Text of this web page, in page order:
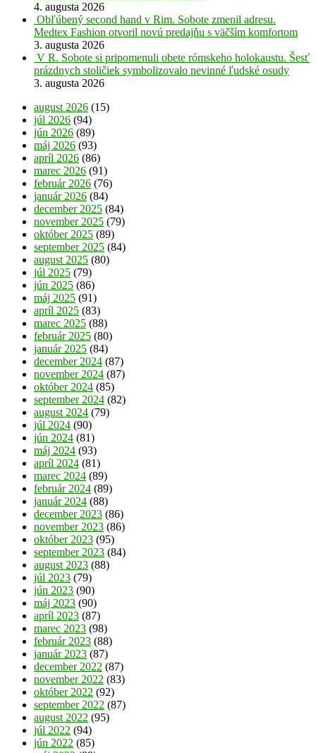
4. augusta 2026
Obľúbený second hand v Rim. Sobote zmenil adresu.
Medtex Fashion otvoril novú predajňu s väčším komfortom
3. augusta 2026
V R. Sobote si pripomenuli obete rómskeho holokaustu. Šesť
prázdnych stoličiek symbolizovalo nevinné ľudské osudy
3. augusta 2026
august 2026 (15)
júl 2026 (94)
jún 2026 (89)
máj 2026 (93)
apríl 2026 (86)
marec 2026 (91)
február 2026 (76)
január 2026 (84)
december 2025 (84)
november 2025 (79)
október 2025 (89)
september 2025 (84)
august 2025 (80)
júl 2025 (79)
jún 2025 (86)
máj 2025 (91)
apríl 2025 (83)
marec 2025 (88)
február 2025 (80)
január 2025 (84)
december 2024 (87)
november 2024 (87)
október 2024 (85)
september 2024 (82)
august 2024 (79)
júl 2024 (90)
jún 2024 (81)
máj 2024 (93)
apríl 2024 (81)
marec 2024 (89)
február 2024 (89)
január 2024 (88)
december 2023 (86)
november 2023 (86)
október 2023 (95)
september 2023 (84)
august 2023 (88)
júl 2023 (79)
jún 2023 (90)
máj 2023 (90)
apríl 2023 (87)
marec 2023 (98)
február 2023 (88)
január 2023 (87)
december 2022 (87)
november 2022 (83)
október 2022 (92)
september 2022 (87)
august 2022 (95)
júl 2022 (94)
jún 2022 (85)